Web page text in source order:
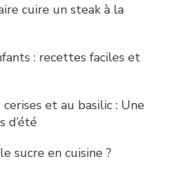
cuire un steak à la
: recettes faciles et
et au basilic : Une
d’été
sucre en cuisine ?